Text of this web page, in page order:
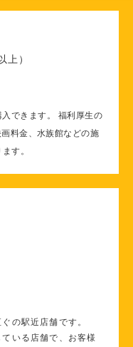
上）
入できます。 福利厚生の
料金、水族館などの施
す。
の駅近店舗です。
いる店舗で、お客様